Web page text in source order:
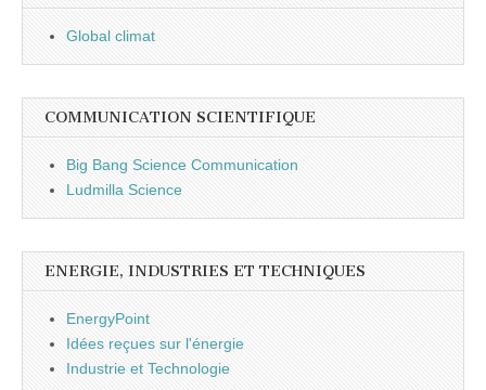
Global climat
COMMUNICATION SCIENTIFIQUE
Big Bang Science Communication
Ludmilla Science
ENERGIE, INDUSTRIES ET TECHNIQUES
EnergyPoint
Idées reçues sur l'énergie
Industrie et Technologie